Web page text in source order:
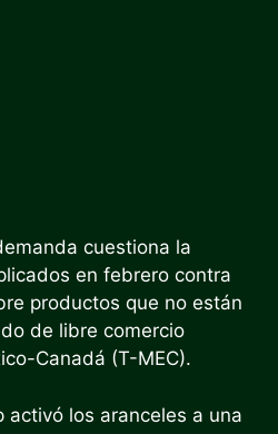
cuestiona la
en febrero contra
productos que no están
de libre comercio
Canadá (T-MEC).
activó los aranceles a una